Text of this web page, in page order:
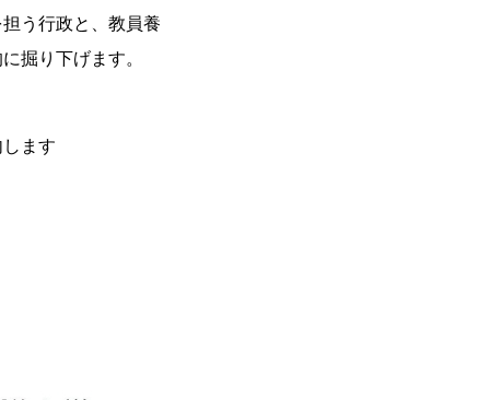
う行政と、教員養
掘り下げます。
ます